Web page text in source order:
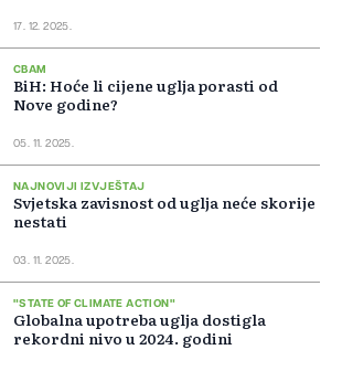
17. 12. 2025.
CBAM
BiH: Hoće li cijene uglja porasti od
Nove godine?
05. 11. 2025.
NAJNOVIJI IZVJEŠTAJ
Svjetska zavisnost od uglja neće skorije
nestati
03. 11. 2025.
"STATE OF CLIMATE ACTION"
Globalna upotreba uglja dostigla
rekordni nivo u 2024. godini